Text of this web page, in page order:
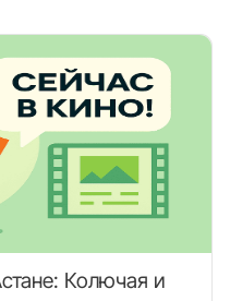
получены из открытых
ознакомьтесь с